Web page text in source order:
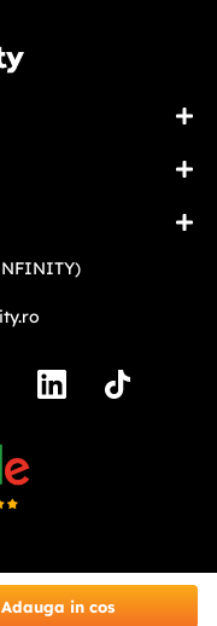
Adauga in cos
rezervate